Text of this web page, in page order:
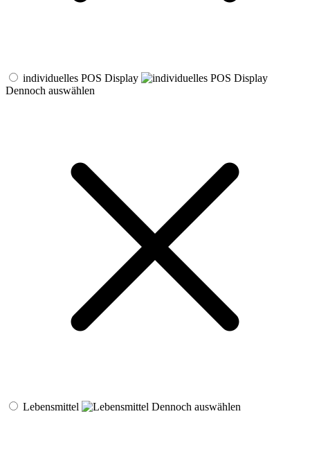
individuelles POS Display
Dennoch auswählen
Lebensmittel Dennoch auswählen